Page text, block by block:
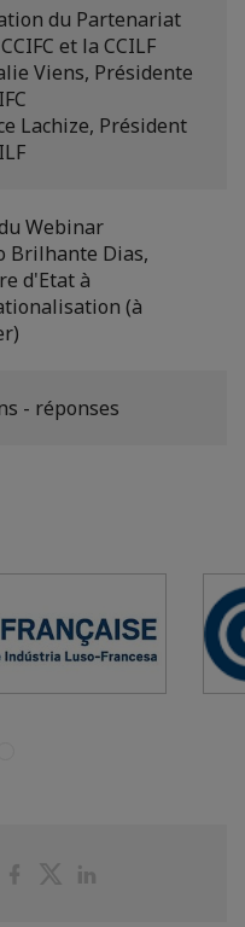
du Partenariat
et la CCILF
Viens, Présidente
Lachize, Président
Webinar
Brilhante Dias,
d'Etat à
(à
- réponses
PartagerPartager